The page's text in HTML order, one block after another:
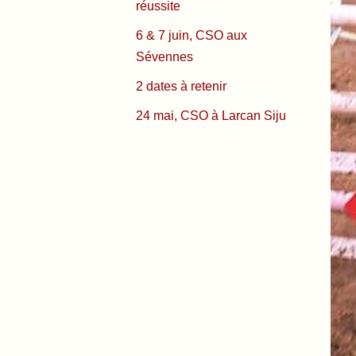
réussite
6 & 7 juin, CSO aux
Sévennes
2 dates à retenir
24 mai, CSO à Larcan Siju